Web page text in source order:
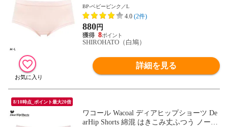
ルショーツ ML
BP-ベビーピンク／L
4.0 (2件)
880円
8
SHIROHATO（白鳩）
詳細を見る
8/10時点_ポイント最大20倍
ワコール Wacoal ディアヒップショーツ De
arHip Shorts 綿混 はきこみ丈ふつう ノーマ